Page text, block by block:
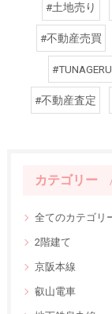
#土地売り
#不動産売買
#TUNAGERU
#不動産査定
カテゴリー
全てのカテゴリ
2階建て
京阪本線
叡山電車